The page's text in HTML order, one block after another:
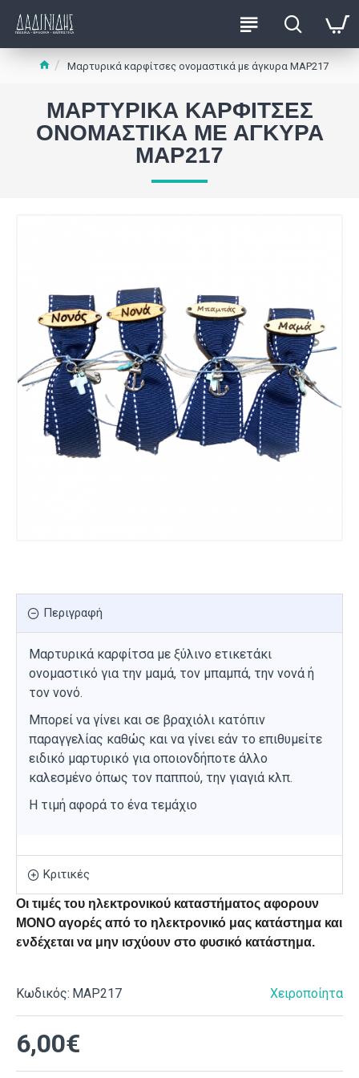
Μαρτυρικά καρφίτσες ονομαστικά με άγκυρα ΜΑΡ217
ΜΑΡΤΥΡΙΚΆ ΚΑΡΦΊΤΣΕΣ
ΟΝΟΜΑΣΤΙΚΆ ΜΕ ΆΓΚΥΡΑ
ΜΑΡ217
Περιγραφή
Μαρτυρικά καρφίτσα με ξύλινο ετικετάκι
ονομαστικό για την μαμά, τον μπαμπά, την νονά ή
τον νονό.
Μπορεί να γίνει και σε βραχιόλι κατόπιν
παραγγελίας καθώς και να γίνει εάν το επιθυμείτε
ειδικό μαρτυρικό για οποιονδήποτε άλλο
καλεσμένο όπως τον παππού, την γιαγιά κλπ.
Η τιμή αφορά το ένα τεμάχιο
Κριτικές
Οι τιμές του ηλεκτρονικού καταστήματος αφορουν
ΜΟΝΟ αγορές από το ηλεκτρονικό μας κατάστημα και
ενδέχεται να μην ισχύουν στο φυσικό κατάστημα.
Κωδικός: ΜΑΡ217 Χειροποίητα
6,00€